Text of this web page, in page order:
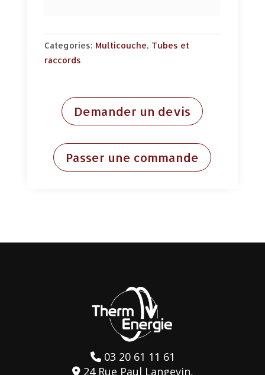
Categories: Multicouche, Tubes et
raccords
Demander un devis
Passer une commande
03 20 61 11 61
24 Rue Paul Langevin,